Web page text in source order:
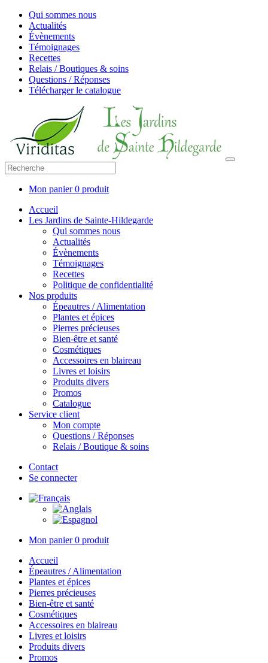
Qui sommes nous
Actualités
Évènements
Témoignages
Recettes
Relais / Boutiques & soins
Questions / Réponses
Télécharger le catalogue
Mon panier0 produit
Accueil
Les Jardins de Sainte-Hildegarde
Qui sommes nous
Actualités
Évènements
Témoignages
Recettes
Politique de confidentialité
Nos produits
Épeautres / Alimentation
Plantes et épices
Pierres précieuses
Bien-être et santé
Cosmétiques
Accessoires en blaireau
Livres et loisirs
Produits divers
Promos
Catalogue
Service client
Mon compte
Questions / Réponses
Relais / Boutique & soins
Contact
Se connecter
Mon panier0 produit
Accueil
Épeautres / Alimentation
Plantes et épices
Pierres précieuses
Bien-être et santé
Cosmétiques
Accessoires en blaireau
Livres et loisirs
Produits divers
Promos